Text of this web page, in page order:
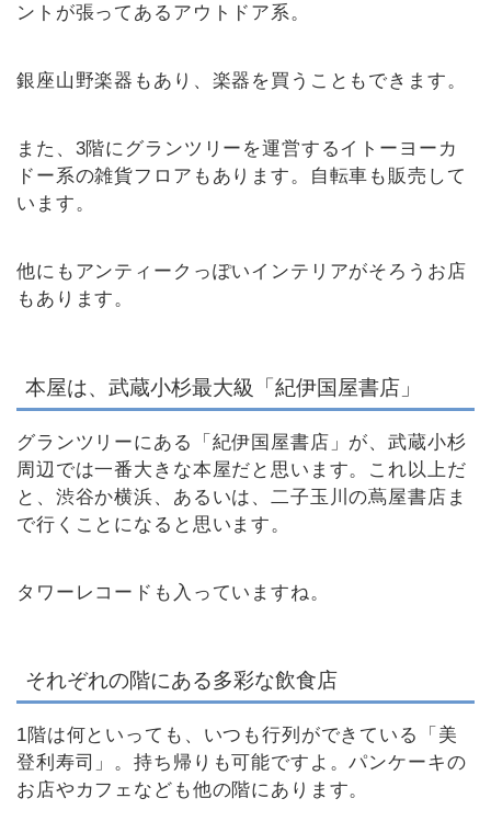
ントが張ってあるアウトドア系。
銀座山野楽器もあり、楽器を買うこともできます。
また、3階にグランツリーを運営するイトーヨーカ
ドー系の雑貨フロアもあります。自転車も販売して
います。
他にもアンティークっぽいインテリアがそろうお店
もあります。
本屋は、武蔵小杉最大級「紀伊国屋書店」
グランツリーにある「紀伊国屋書店」が、武蔵小杉
周辺では一番大きな本屋だと思います。これ以上だ
と、渋谷か横浜、あるいは、二子玉川の蔦屋書店ま
で行くことになると思います。
タワーレコードも入っていますね。
それぞれの階にある多彩な飲食店
1階は何といっても、いつも行列ができている「美
登利寿司」。持ち帰りも可能ですよ。パンケーキの
お店やカフェなども他の階にあります。